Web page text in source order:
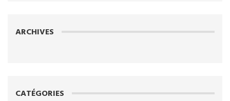
ARCHIVES
CATÉGORIES